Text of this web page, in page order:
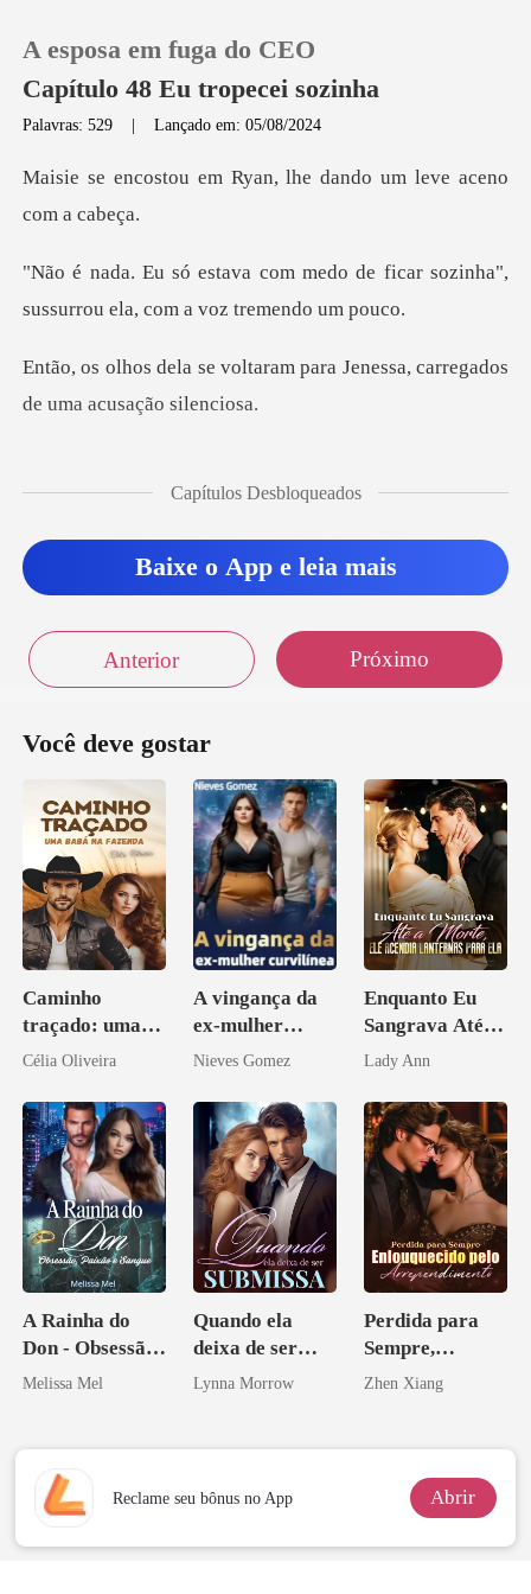
0
Histórico
Sair
A esposa em fuga do CEO
Capítulo 48 Eu tropecei sozinha
Palavras: 529 |Lançado em: 05/08/2024
Ryan, lhe dando um lev
do de ficar sozinha",
sussurrou
aram para Jenessa, carregado
expres
Capítulos Desbloqueados
Baixe o App e leia mais
Anterior Próximo
Você deve gostar
Caminho
traçado: uma
babá na fazenda
Célia Oliveira
A vingança da
ex-mulher
curvilínea
Nieves Gomez
Enquanto Eu
Sangrava Até a
Morte, Ele
Lanternas Para
Ela
Lady Ann
A Rainha do
Don - Obsessão,
Paixão e Sangue
Melissa Mel
Quando ela
deixa de ser
submissa
Lynna Morrow
Perdida para
Sempre,
Enlouquecido
o
Zhen Xiang
Reclame seu bônus no App Abrir